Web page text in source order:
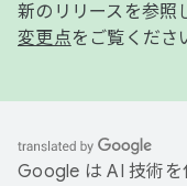
新のリリースを参照
変更点をご覧くださ
Google は AI 技術を